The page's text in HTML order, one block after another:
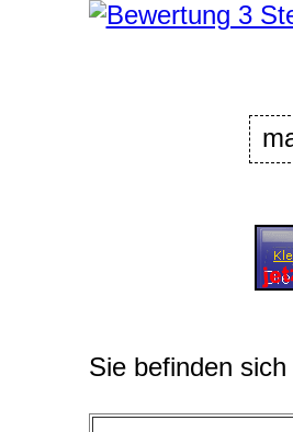
Sie befinden